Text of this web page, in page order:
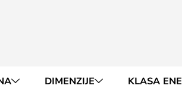
DIMENZIJE KLASA